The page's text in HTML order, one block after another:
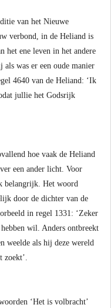
van het Nieuwe
verbond, in de Heliand is
het ene leven in het andere
als was er een oude manier
4640 van de Heliand: ‘Ik
jullie het Godsrijk
hoe vaak de Heliand
een ander licht. Voor
belangrijk. Het woord
door de dichter van de
in regel 1331: ‘Zeker
wil. Anders ontbreekt
weelde als hij deze wereld
zoekt’.
‘Het is volbracht’